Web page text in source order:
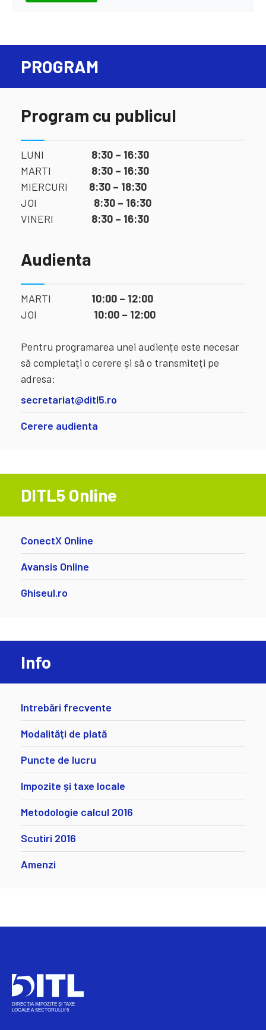
PROGRAM
Program cu publicul
LUNI 8:30 – 16:30
MARTI 8:30 – 16:30
MIERCURI 8:30 – 18:30
JOI 8:30 – 16:30
VINERI 8:30 – 16:30
Audienta
MARTI 10:00 – 12:00
JOI 10:00 – 12:00
Pentru programarea unei audiențe este necesar
să completați o cerere și să o transmiteți pe
adresa:
secretariat@ditl5.ro
Cerere audienta
DITL5 Online
ConectX Online
Avansis Online
Ghiseul.ro
Info
Intrebări frecvente
Modalități de plată
Puncte de lucru
Impozite și taxe locale
Metodologie calcul 2016
Scutiri 2016
Amenzi